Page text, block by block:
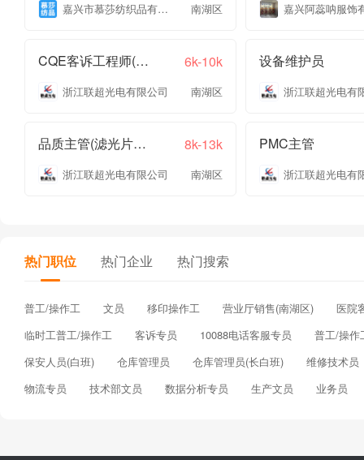
嘉兴市慕莎纺织品有限公司 南湖区
CQE客诉工程师(光通信方向) 6k-10k
浙江联超光电有限公司 南湖区
设备维护员
浙江联超光电有
品质主管(滤光片方向) 8k-13k
浙江联超光电有限公司 南湖区
PMC主管
浙江联超光电有
热门职位 热门企业 热门搜索
普工/操作工 文员 移印操作工 营业厅销售(南湖区)
医院
临时工普工/操作工
客诉专员 10088电话客服专员
普工/操作
保安人员(白班)
仓库管理员 仓库管理员(长白班)
维修技术员
物流专员
技术部文员 数据分析专员 生产文员 业务员